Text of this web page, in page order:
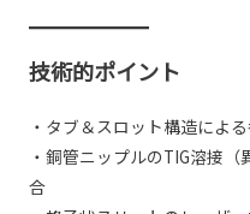
技術的ポイント
・タブ＆スロット構造によ
・銅管ニップルのTIG溶接
合